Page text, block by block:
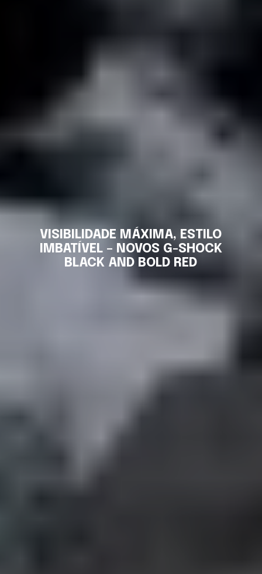
VISIBILIDADE MÁXIMA, ESTILO
IMBATÍVEL – NOVOS G-SHOCK
BLACK AND BOLD RED